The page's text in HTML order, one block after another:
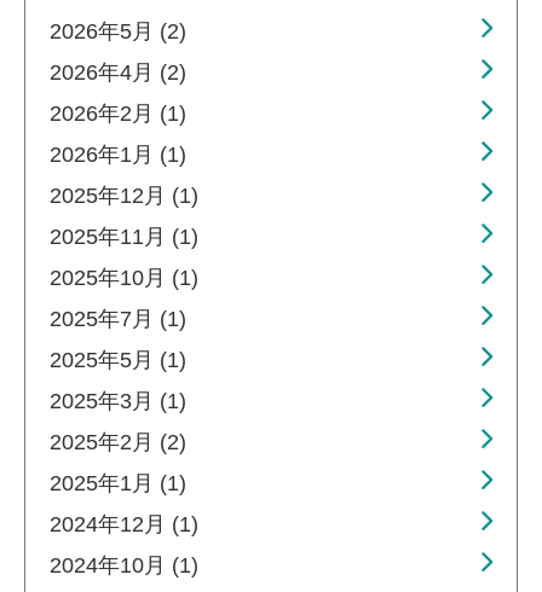
2026年5月 (2)
2026年4月 (2)
2026年2月 (1)
2026年1月 (1)
2025年12月 (1)
2025年11月 (1)
2025年10月 (1)
2025年7月 (1)
2025年5月 (1)
2025年3月 (1)
2025年2月 (2)
2025年1月 (1)
2024年12月 (1)
2024年10月 (1)